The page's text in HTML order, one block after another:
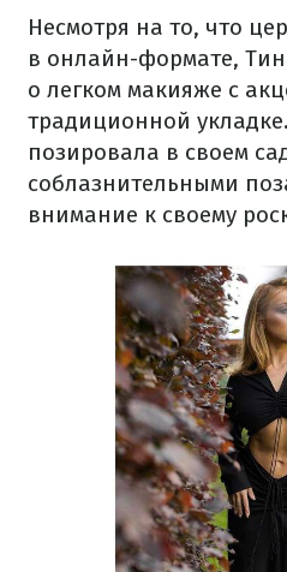
Несмотря на то, что
в онлайн-формате,
о легком макияже с
традиционной
позировала в своем
соблазнительными
внимание к своему